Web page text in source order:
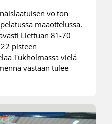
voiton
maaottelussa.
Liettuan 81-70
pisteen
Tukholmassa vielä
vastaan tulee